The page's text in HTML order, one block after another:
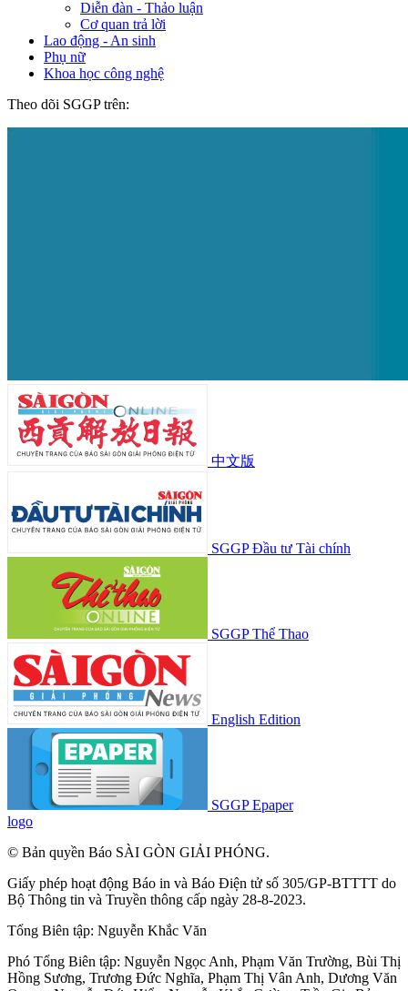
Diễn đàn - Thảo luận
Cơ quan trả lời
Lao động - An sinh
Phụ nữ
Khoa học công nghệ
Theo dõi SGGP trên:
中文版
SGGP Đầu tư Tài chính
SGGP Thể Thao
English Edition
SGGP Epaper
logo
© Bản quyền Báo SÀI GÒN GIẢI PHÓNG.
Giấy phép hoạt động Báo in và Báo Điện tử số 305/GP-BTTTT do
Bộ Thông tin và Truyền thông cấp ngày 28-8-2023.
Tổng Biên tập: Nguyễn Khắc Văn
Phó Tổng Biên tập: Nguyễn Ngọc Anh, Phạm Văn Trường, Bùi Thị
Hồng Sương, Trương Đức Nghĩa, Phạm Thị Vân Anh, Dương Văn